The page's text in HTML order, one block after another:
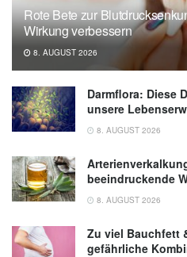
Rote Bete zur
Wirkung verbessern
8. AUGUST 2026
Darmflora: Diese
unsere
8. AUGUST 2026
beeindruckende
8. AUGUST 2026
Zu viel Bauchfett
gefährliche